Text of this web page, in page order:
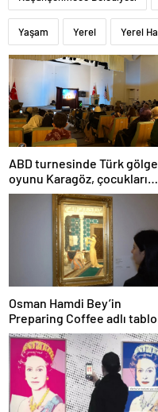
Yaşam Yerel Yerel
ABD turnesinde Türk gölge
oyunu Karagöz, çocukları
büyüledi
Osman Hamdi Bey’in
Preparing Coffee adlı
75 milyon liraya satışa
sunuldu